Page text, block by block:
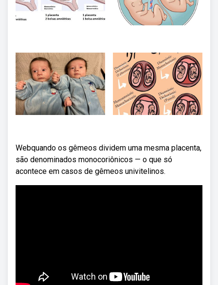
Webquando os gêmeos dividem uma mesma placenta,
são denominados monocoriônicos — o que só
acontece em casos de gêmeos univitelinos.